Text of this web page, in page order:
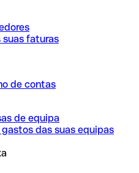
suas faturas
de contas
de equipa
das suas equipas